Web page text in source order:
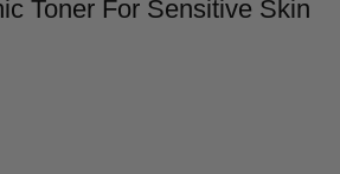
Toner For Sensitive Skin